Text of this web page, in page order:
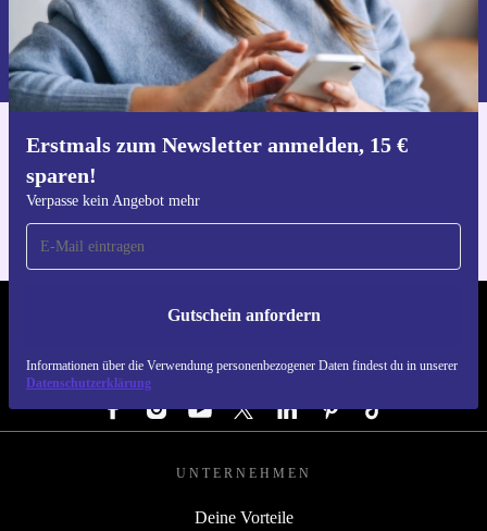
Erstmals zum Newsletter anmelden, 15 €
sparen!
Verpasse kein Angebot mehr
Gutschein anfordern
Informationen über die Verwendung personenbezogener Daten findest du in unserer
Datenschutzerklärung
Gutschein anfordern
Informationen über die Verwendung personenbezogener Daten findest
du in unserer
Datenschutzerklärung.
Hol dir die refurbed-App
REFURBED DEUTSCHLAND - RETHINK NEW.
FOLGE UNS
UNTERNEHMEN
Deine Vorteile